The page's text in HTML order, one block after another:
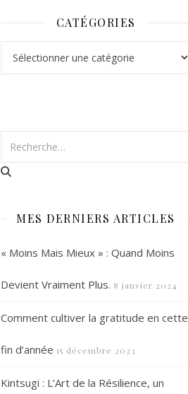
CATÉGORIES
MES DERNIERS ARTICLES
« Moins Mais Mieux » : Quand Moins
Devient Vraiment Plus. 8 janvier 2024
Comment cultiver la gratitude en cette
fin d’année 15 décembre 2023
Kintsugi : L’Art de la Résilience, un